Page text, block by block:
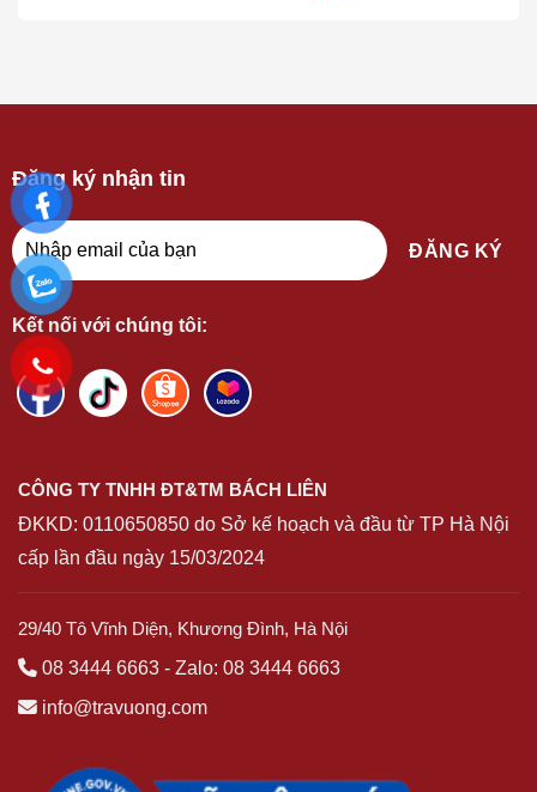
Đăng ký nhận tin
Kết nối với chúng tôi:
CÔNG TY TNHH ĐT&TM BÁCH LIÊN
ĐKKD: 0110650850 do Sở kế hoạch và đầu từ TP Hà Nội
cấp lần đầu ngày 15/03/2024
29/40 Tô Vĩnh Diện, Khương Đình, Hà Nội
08 3444 6663 - Zalo: 08 3444 6663
info@travuong.com